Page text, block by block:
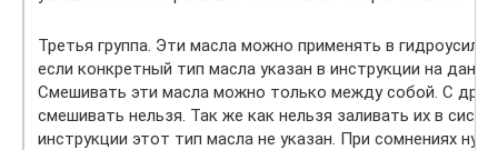
Третья группа. Эти масла можно применять в
если конкретный тип масла указан в инструкции на
Смешивать эти масла можно только между собой. С
смешивать нельзя. Так же как нельзя заливать их в
инструкции этот тип масла не указан. При сомнениях